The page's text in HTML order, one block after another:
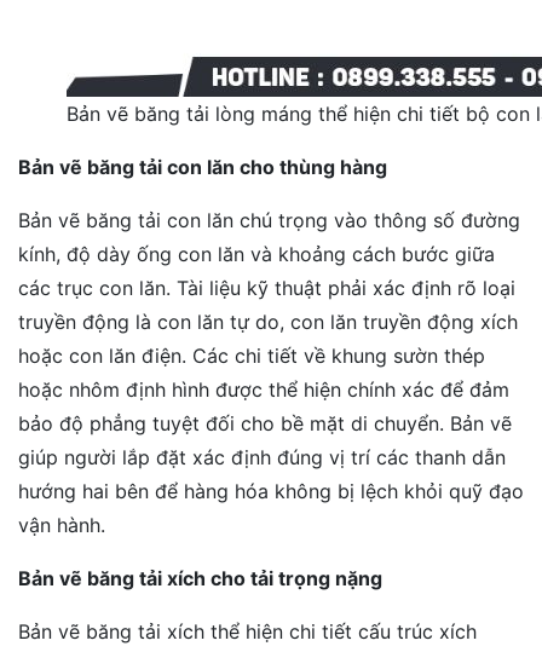
Bản vẽ băng tải lòng máng thể hiện chi tiết bộ con
Bản vẽ băng tải con lăn cho thùng hàng
Bản vẽ băng tải con lăn chú trọng vào thông số đường
kính, độ dày ống con lăn và khoảng cách bước giữa
các trục con lăn. Tài liệu kỹ thuật phải xác định rõ loại
truyền động là con lăn tự do, con lăn truyền động xích
hoặc con lăn điện. Các chi tiết về khung sườn thép
hoặc nhôm định hình được thể hiện chính xác để đảm
bảo độ phẳng tuyệt đối cho bề mặt di chuyển. Bản vẽ
giúp người lắp đặt xác định đúng vị trí các thanh dẫn
hướng hai bên để hàng hóa không bị lệch khỏi quỹ đạo
vận hành.
Bản vẽ băng tải xích cho tải trọng nặng
Bản vẽ băng tải xích thể hiện chi tiết cấu trúc xích